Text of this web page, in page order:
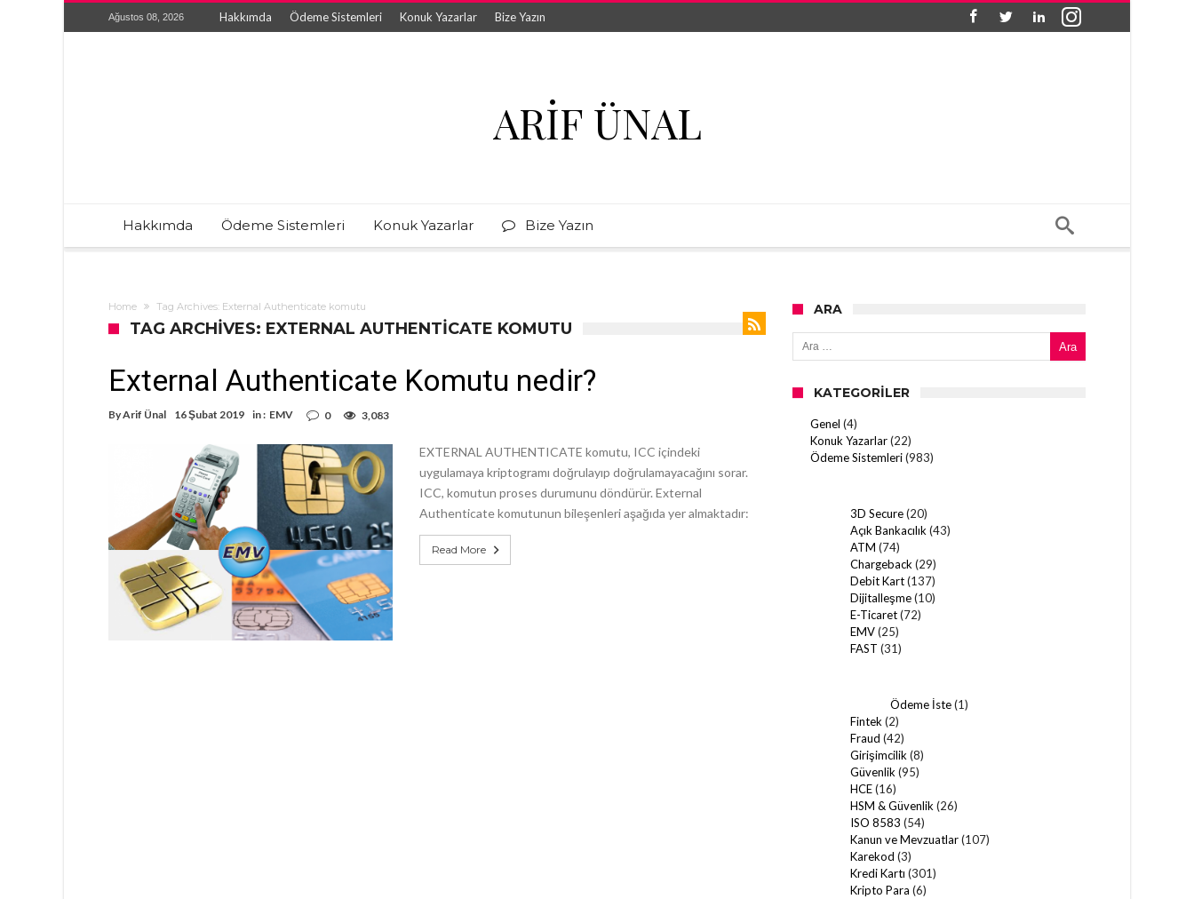
Ağustos 08, 2026 Hakkımda Ödeme Sistemleri Konuk Yazarlar Bize Yazın
ARIF ÜNAL
Hakkımda Ödeme Sistemleri Konuk Yazarlar Bize Yazın
Home Tag Archives: External Authenticate komutu
TAG ARCHIVES: EXTERNAL AUTHENTICATE KOMUTU
External Authenticate Komutu nedir?
ByArif Ünal 16 Şubat 2019 in : EMV 0 3,083
EXTERNAL AUTHENTICATE komutu, ICC içindeki
uygulamaya kriptogramı doğrulayıp doğrulamayacağını sorar.
ICC, komutun proses durumunu döndürür. External
Authenticate komutunun bileşenleri aşağıda yer almaktadır:
Read More
ARA
Arama:
KATEGORILER
Genel (4)
Konuk Yazarlar(22)
Ödeme Sistemleri(983)
3D Secure(20)
Açık Bankacılık (43)
ATM (74)
Chargeback (29)
Debit Kart(137)
Dijitalleşme(10)
E-Ticaret(72)
EMV(25)
FAST (31)
Ödeme İste(1)
Fintek (2)
Fraud (42)
Girişimcilik (8)
Güvenlik (95)
HCE(16)
HSM & Güvenlik (26)
ISO 8583 (54)
Kanun ve Mevzuatlar(107)
Karekod (3)
Kredi Kartı (301)
Kripto Para (6)